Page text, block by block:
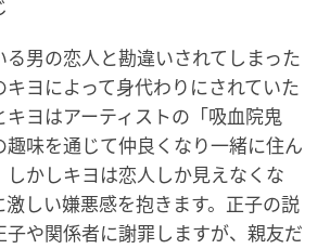
る男の恋人と勘違いされてしまった
ヨによって身代わりにされていた
ヨはアーティストの「吸血院鬼
趣味を通じて仲良くなり一緒に住ん
しかしキヨは恋人しか見えなくな
激しい嫌悪感を抱きます。正子の説
や関係者に謝罪しますが、親友だ